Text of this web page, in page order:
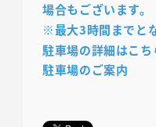
場合もございます。
※最大3時間までと
駐車場の詳細はこ
駐車場のご案内